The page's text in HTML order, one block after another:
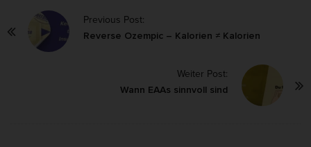
Previous Post:
Reverse Ozempic – Kalorien ≠ Kalorien
Weiter Post:
Wann EAAs sinnvoll sind